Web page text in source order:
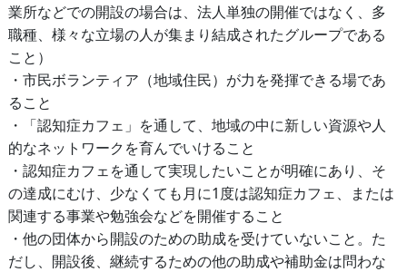
業所などでの開設の場合は、法人単独の開催ではなく、多
職種、様々な立場の人が集まり結成されたグループである
こと）
・市民ボランティア（地域住民）が力を発揮できる場であ
ること
・「認知症カフェ」を通して、地域の中に新しい資源や人
的なネットワークを育んでいけること
・認知症カフェを通して実現したいことが明確にあり、そ
の達成にむけ、少なくても月に1度は認知症カフェ、または
関連する事業や勉強会などを開催すること
・他の団体から開設のための助成を受けていないこと。た
だし、開設後、継続するための他の助成や補助金は問わな